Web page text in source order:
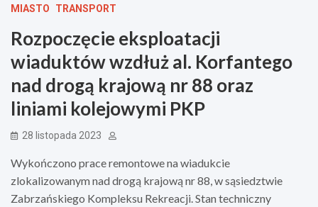
MIASTO TRANSPORT
Rozpoczęcie eksploatacji
wiaduktów wzdłuż al. Korfantego
nad drogą krajową nr 88 oraz
liniami kolejowymi PKP
28 listopada 2023
Wykończono prace remontowe na wiadukcie
zlokalizowanym nad drogą krajową nr 88, w sąsiedztwie
Zabrzańskiego Kompleksu Rekreacji. Stan techniczny